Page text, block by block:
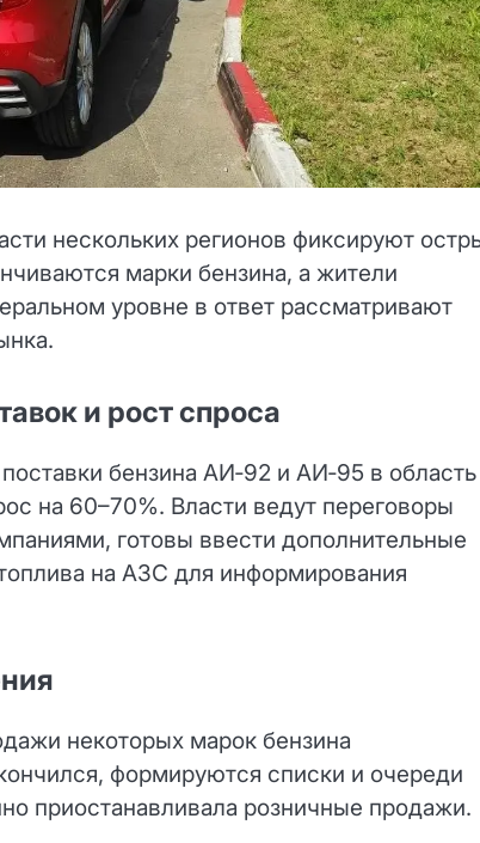
нескольких регионов фиксируют
марки бензина, а жители
уровне в ответ рассматривают
и рост спроса
бензина АИ‑92 и АИ‑95 в область
на 60–70%. Власти ведут переговоры
готовы ввести дополнительные
на АЗС для информирования
некоторых марок бензина
формируются списки и очереди
приостанавливала розничные продажи.